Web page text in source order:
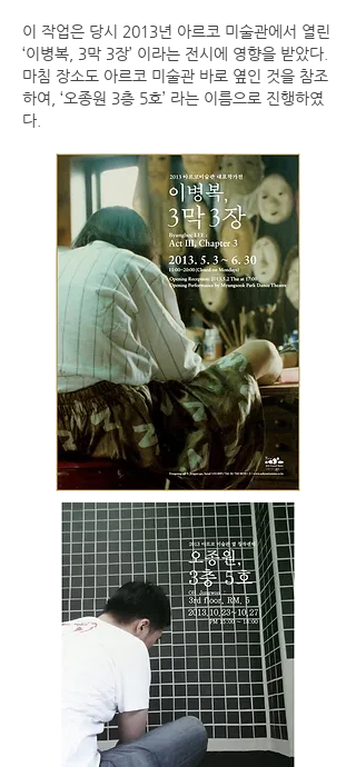
이 작업은 당시 2013년 아르코 미술관에서 열린
‘이병복, 3막 3장’ 이라는 전시에 영향을 받았다.
마침 장소도 아르코 미술관 바로 옆인 것을 참조
하여, ‘오종원 3층 5호’ 라는 이름으로 진행하였
다.